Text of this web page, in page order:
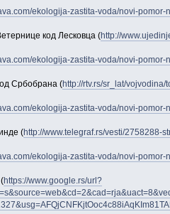
ekologija-zastita-voda/novi-pomor-
код Лесковца (http://
ekologija-zastita-voda/novi-pomor-
Србобрана (http://rtv.rs/sr_lat/
ekologija-zastita-voda/novi-pomor-
(http://www.telegraf.rs/vesti/2758288-
ekologija-zastita-voda/novi-pomor-
https://www.google.rs/url?